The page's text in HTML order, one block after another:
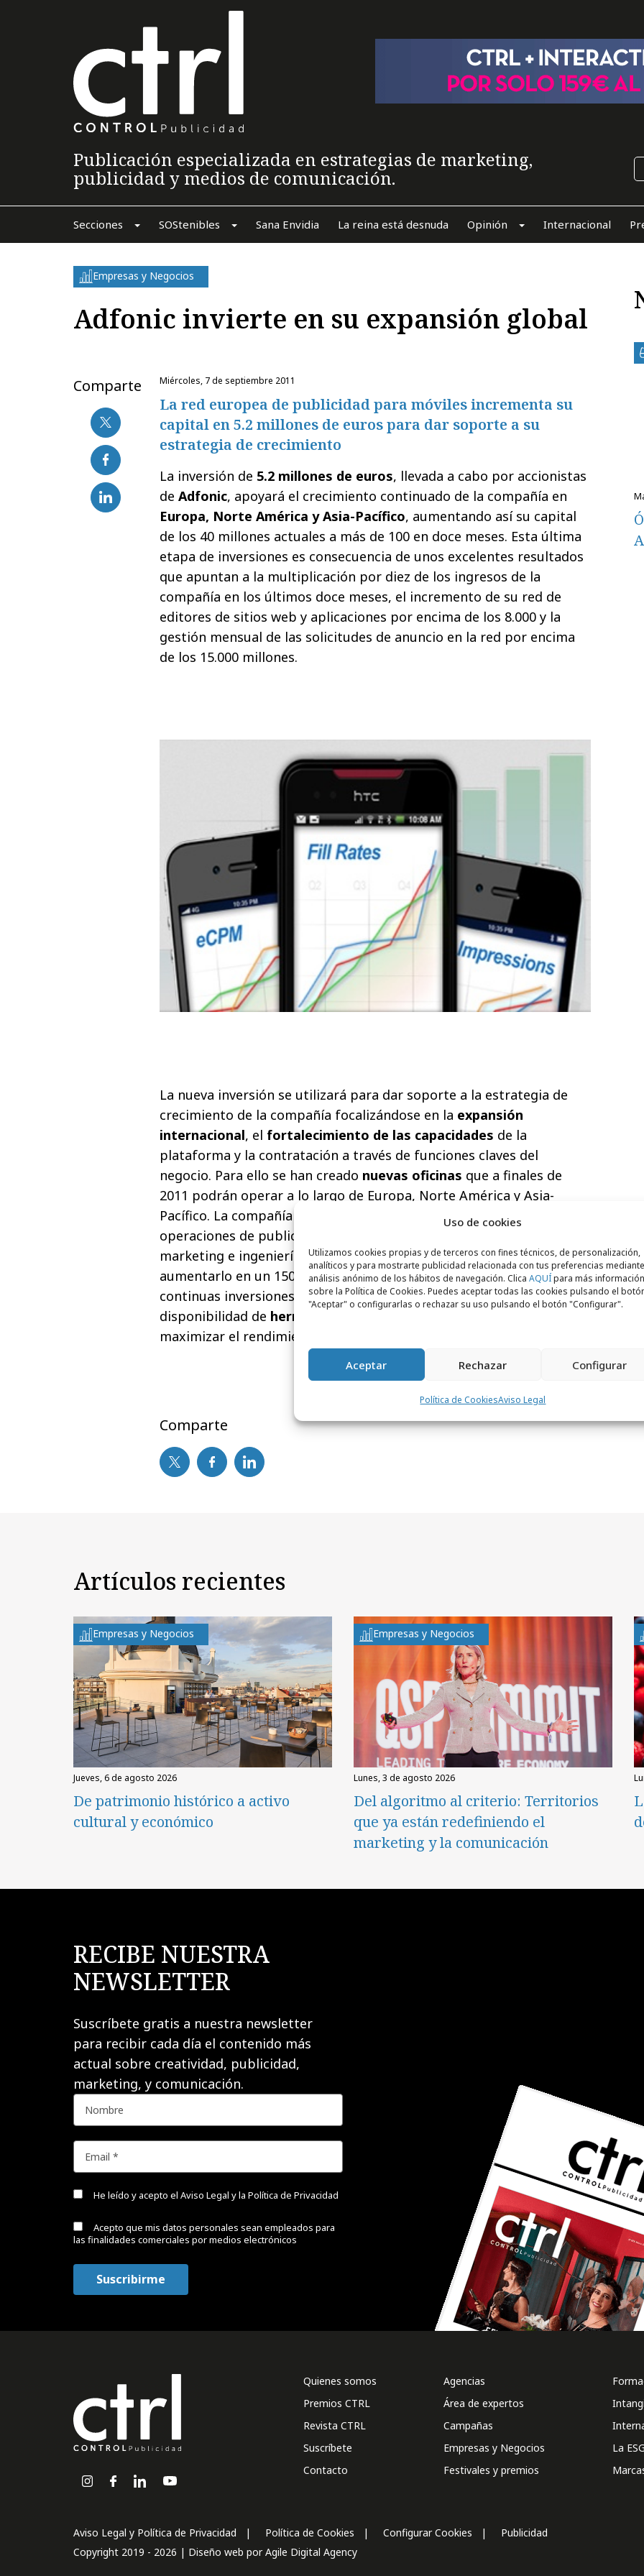
Uso de cookies
Utilizamos cookies propias y de terceros con fines técnicos, de personalización,
analíticos y para mostrarte publicidad relacionada con tus preferencias
análisis anónimo de los hábitos de navegación. Clica AQUÍpara más información
sobre la Política de Cookies. Puedes aceptar todas las cookies pulsando el
"Aceptar" o configurarlas o rechazar su uso pulsando el botón "Configurar".
Aceptar Rechazar Configurar
Política de CookiesAviso Legal
Publicación especializada en estrategias de marketing,
publicidad y medios de comunicación.
Secciones SOStenibles Sana Envidia La reina está desnuda Opinión Internacional
Empresas y Negocios
Adfonic invierte en su expansión global
Comparte miércoles, 7 de septiembre 2011
La red europea de publicidad para móviles incrementa su
capital en 5.2 millones de euros para dar soporte a su
estrategia de crecimiento
La inversión de 5.2 millones de euros, llevada a cabo por accionistas
de Adfonic, apoyará el crecimiento continuado de la compañía en
Europa, Norte América y Asia-Pacífico, aumentando así su capital
de los 40 millones actuales a más de 100 en doce meses. Esta última
etapa de inversiones es consecuencia de unos excelentes resultados
que apuntan a la multiplicación por diez de los ingresos de la
compañía en los últimos doce meses, el incremento de su red de
editores de sitios web y aplicaciones por encima de los 8.000 y la
gestión mensual de las solicitudes de anuncio en la red por encima
de los 15.000 millones.
La nueva inversión se utilizará para dar soporte a la estrategia de
crecimiento de la compañía focalizándose en la expansión
internacional, el fortalecimiento de las capacidades de la
plataforma y la contratación a través de funciones claves del
negocio. Para ello se han creado nuevas oficinas que a finales de
2011 podrán operar a lo largo de Europa, Norte América y Asia-
Pacífico. La compañía hará una serie de contratos a través de sus
operaciones de publicidad, desarrollo de productos, funciones de
marketing e ingeniería con un número ya fijado de trabajadores para
aumentarlo en un 150% durante los próximos doce meses. Las
continuas inversiones en desarrollo del producto asegurarán la
disponibilidad de herramientas y funciones adicionales
maximizar el rendimiento de publicistas y editores.
Comparte
Artículos recientes
Empresas y Negocios
jueves, 6 de agosto 2026
De patrimonio histórico a activo
cultural y económico
Empresas y Negocios
lunes, 3 de agosto 2026
Del algoritmo al criterio: Territorios
que ya están redefiniendo el
marketing y la comunicación
RECIBE NUESTRA
NEWSLETTER
Suscríbete gratis a nuestra newsletter
para recibir cada día el contenido más
actual sobre creatividad, publicidad,
marketing, y comunicación.
He leído y acepto el Aviso Legal y la Política de Privacidad
Acepto que mis datos personales sean empleados para
las finalidades comerciales por medios electrónicos
Quienes somos
Premios CTRL
Revista CTRL
Suscríbete
Contacto
Agencias
Área de expertos
Campañas
Empresas y Negocios
Festivales y premios
La
Aviso Legal y Política de Privacidad Política de Cookies Configurar Cookies
Publicidad
Copyright 2019 - 2026 | Diseño web porAgile Digital Agency